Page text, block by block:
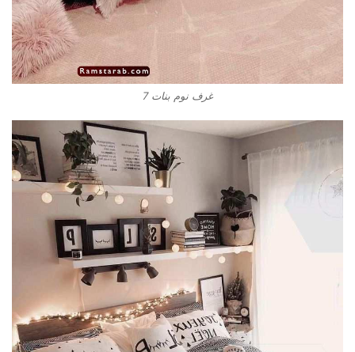
غرف نوم بنات 7